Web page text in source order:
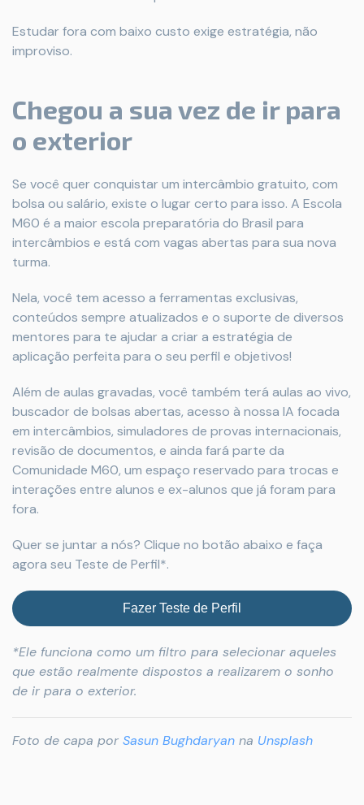
Estudar fora com baixo custo exige estratégia, não
improviso.
Chegou a sua vez de ir para
o exterior
Se você quer conquistar um intercâmbio gratuito, com
bolsa ou salário, existe o lugar certo para isso. A Escola
M60 é a maior escola preparatória do Brasil para
intercâmbios e está com vagas abertas para sua nova
turma.
Nela, você tem acesso a ferramentas exclusivas,
conteúdos sempre atualizados e o suporte de diversos
mentores para te ajudar a criar a estratégia de
aplicação perfeita para o seu perfil e objetivos!
Além de aulas gravadas, você também terá aulas ao vivo,
buscador de bolsas abertas, acesso à nossa IA focada
em intercâmbios, simuladores de provas internacionais,
revisão de documentos, e ainda fará parte da
Comunidade M60, um espaço reservado para trocas e
interações entre alunos e ex-alunos que já foram para
fora.
Quer se juntar a nós? Clique no botão abaixo e faça
agora seu Teste de Perfil*.
Fazer Teste de Perfil
*Ele funciona como um filtro para selecionar aqueles
que estão realmente dispostos a realizarem o sonho
de ir para o exterior.
Foto de capa por Sasun Bughdaryan na Unsplash